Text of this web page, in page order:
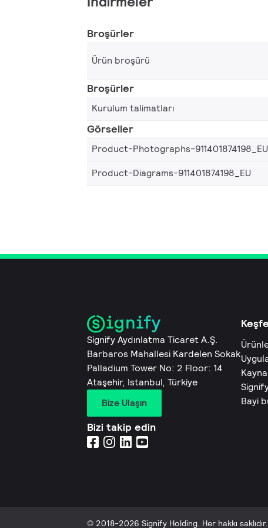
Broşürler
Ürün broşürü
Broşürler
Kurulum talimatları
Görseller
Product-Photographs-911401874198_EU
Product-Diagrams-911401874198_EU
Signify Aydınlatma Ticaret A.Ş.
Barbaros Mahallesi Kardelen Sokak
Palladium Tower No: 2 Floor: 14
Ataşehir, Istanbul, Türkiye
Bize Ulaşın
Bizi takip edin
Bayi
© 2018-2026 Signify Holding. Her hakkı saklıdır.